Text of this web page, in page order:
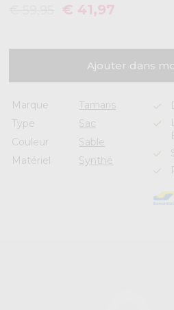
€ 41,97
Ajouter dans
Marque
Tamaris
Type
Sac
Couleur
Sable
Matériel
Synthé